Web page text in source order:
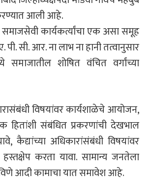
आली आहे.
कार्यकर्त्यांचा एक असा समूह
सी. आर. ना लाभ ना हानी तत्वानुसार
शोषित वंचित वर्गांच्या
विषयांवर कार्यशाळेचे आयोजन,
हितांशी संबंधित प्रकरणांची देखभाल
कैद्यांच्या अधिकारांसंबंधी विषयांवर
करता यावा. सामान्य जनतेला
आदी कामाचा यात समावेश आहे.